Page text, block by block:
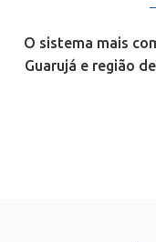
O sistema mais
Guarujá e região